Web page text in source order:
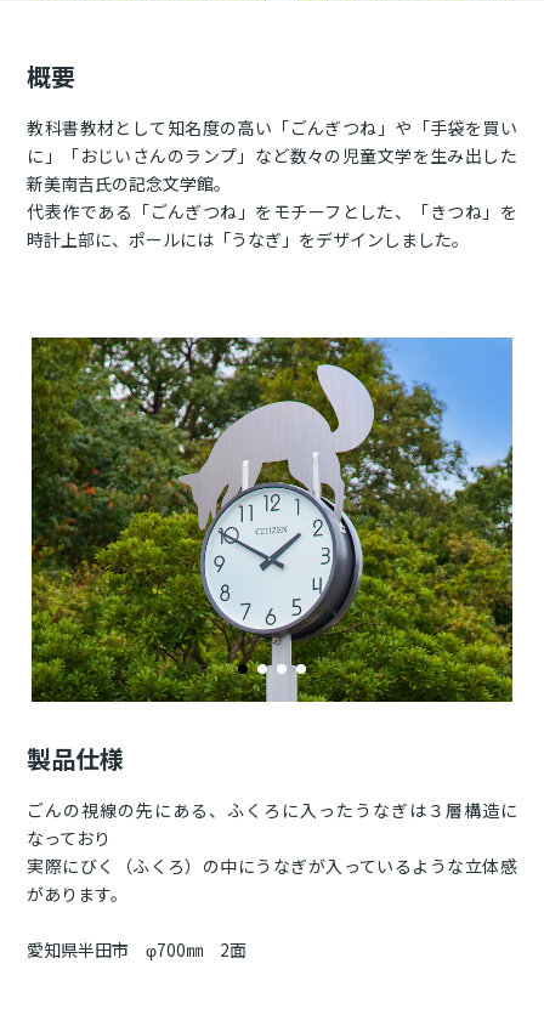
概要
教科書教材として知名度の高い「ごんぎつね」や「手袋を買い
に」「おじいさんのランプ」など数々の児童文学を生み出した
新美南吉氏の記念文学館。
代表作である「ごんぎつね」をモチーフとした、「きつね」を
時計上部に、ポールには「うなぎ」をデザインしました。
製品仕様
ごんの視線の先にある、ふくろに入ったうなぎは３層構造に
なっており
実際にびく（ふくろ）の中にうなぎが入っているような立体感
があります。
愛知県半田市 φ700㎜ 2面